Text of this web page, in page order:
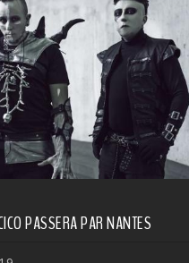
PASSERA PAR NANTES